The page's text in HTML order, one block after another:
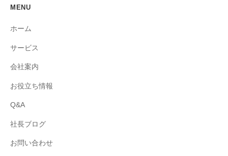
MENU
ホーム
サービス
会社案内
お役立ち情報
Q&A
社長ブログ
お問い合わせ